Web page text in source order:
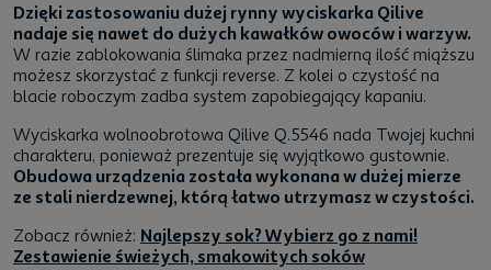
Dzięki zastosowaniu dużej rynny wyciskarka Qilive
nadaje się nawet do dużych kawałków owoców i warzyw.
W razie zablokowania ślimaka przez nadmierną ilość miąższu
możesz skorzystać z funkcji reverse. Z kolei o czystość na
blacie roboczym zadba system zapobiegający kapaniu.
Wyciskarka wolnoobrotowa Qilive Q.5546 nada Twojej kuchni
charakteru, ponieważ prezentuje się wyjątkowo gustownie.
Obudowa urządzenia została wykonana w dużej mierze
ze stali nierdzewnej, którą łatwo utrzymasz w czystości.
Zobacz również: Najlepszy sok? Wybierz go z nami!
Zestawienie świeżych, smakowitych soków